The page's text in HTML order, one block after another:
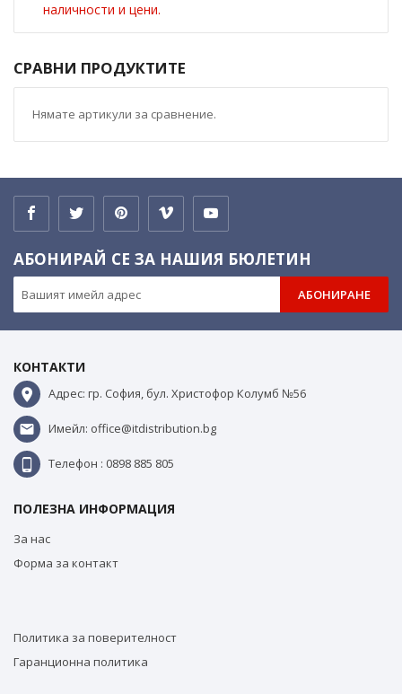
наличности и цени.
СРАВНИ ПРОДУКТИТЕ
Нямате артикули за сравнение.
АБОНИРАЙ СЕ ЗА НАШИЯ БЮЛЕТИН
АБОНИРАНЕ
КОНТАКТИ
Адрес: гр. София, бул. Христофор Колумб №56
Имейл: office@itdistribution.bg
Телефон : 0898 885 805
ПОЛЕЗНА ИНФОРМАЦИЯ
За нас
Форма за контакт
Политика за поверителност
Гаранционна политика